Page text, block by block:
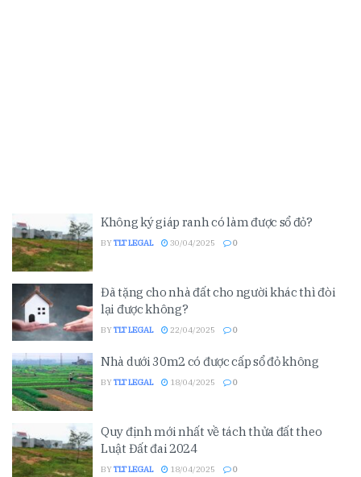
Không ký giáp ranh có làm được sổ đỏ?
BY TLT LEGAL 30/04/2025 0
Đã tặng cho nhà đất cho người khác thì đòi
lại được không?
BY TLT LEGAL 22/04/2025 0
Nhà dưới 30m2 có được cấp sổ đỏ không
BY TLT LEGAL 18/04/2025 0
Quy định mới nhất về tách thửa đất theo
Luật Đất đai 2024
BY TLT LEGAL 18/04/2025 0